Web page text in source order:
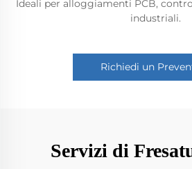
Ideali per alloggiamenti PCB,
industriali.
Richiedi un
Servizi di